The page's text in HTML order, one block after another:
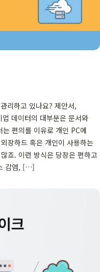
리하고 있나요? 제안서,
데이터의 대부분은 문서와
편의를 이유로 개인 PC에
장하드 혹은 개인이 사용하는
죠. 이런 방식은 당장은 편하고
감염, […]